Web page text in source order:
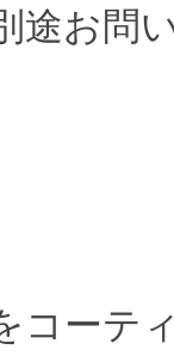
途お問
ーテ